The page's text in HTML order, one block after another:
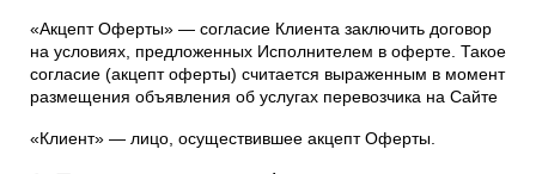
«Акцепт Оферты» — согласие Клиента заключить договор
на условиях, предложенных Исполнителем в оферте. Такое
согласие (акцепт оферты) считается выраженным в момент
размещения объявления об услугах перевозчика на Сайте
«Клиент» — лицо, осуществившее акцепт Оферты.